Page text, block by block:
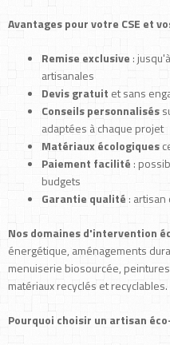
Avantages pour votre CSE et
Remise exclusive :
artisanales
Devis gratuit et sans
Conseils personnalisés
adaptées à chaque projet
Matériaux écologiques
Paiement facilité :
budgets
Garantie qualité :
Nos domaines d'intervention
énergétique, aménagements
menuiserie biosourcée,
matériaux recyclés et recyclables.
Pourquoi choisir un artisan